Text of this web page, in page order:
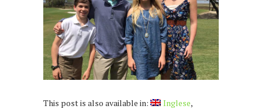
This post is also available in:
Inglese